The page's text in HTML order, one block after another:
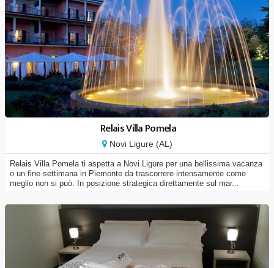
Relais Villa Pomela
Novi Ligure (AL)
Relais Villa Pomela ti aspetta a Novi Ligure per una bellissima vacanza
o un fine settimana in Piemonte da trascorrere intensamente come
meglio non si può. In posizione strategica direttamente sul mar...